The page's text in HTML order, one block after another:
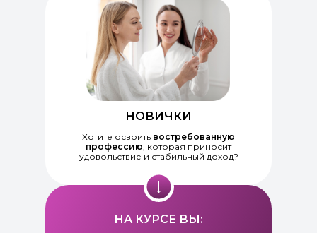
Хотите освоить востребованную
профессию, которая приносит
удовольствие и стабильный доход?
НА КУРСЕ ВЫ:
НОВИЧКИ